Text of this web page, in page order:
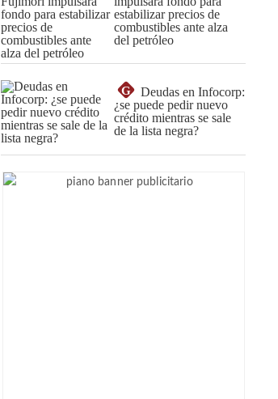
estabilizar precios de
combustibles ante alza
del petróleo
G
Deudas en Infocorp:
¿se puede pedir nuevo
crédito mientras se sale
de la lista negra?